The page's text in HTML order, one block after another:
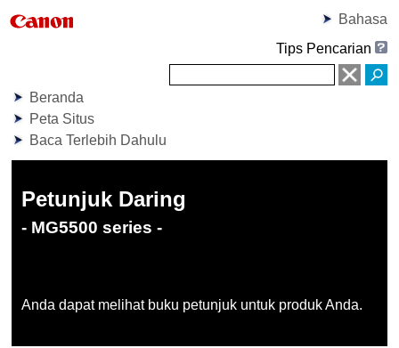
Bahasa
Tips Pencarian
Beranda
Peta Situs
Baca Terlebih Dahulu
Petunjuk Daring
- MG5500 series -
Anda dapat melihat buku petunjuk untuk produk Anda.